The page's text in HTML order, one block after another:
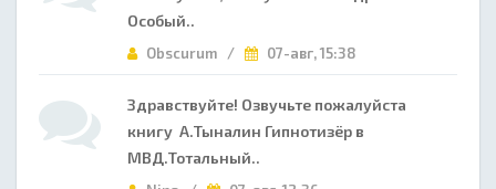
Особый..
Obscurum / 07-авг, 15:38
Здравствуйте! Озвучьте пожалуйста
книгу А.Тыналин Гипнотизёр в
МВД.Тотальный..